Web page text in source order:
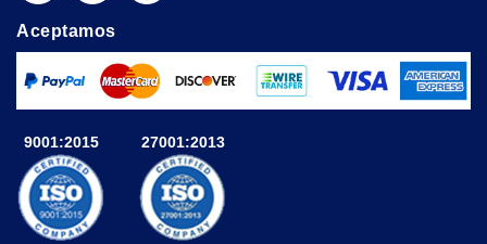
Aceptamos
9001:2015 27001:2013